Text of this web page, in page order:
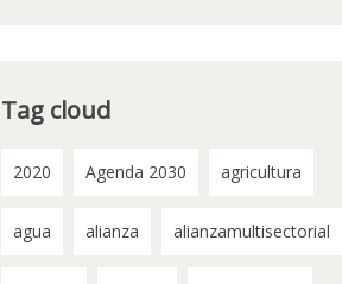
Tag cloud
2020 Agenda 2030 agricultura
agua alianza alianzamultisectorial